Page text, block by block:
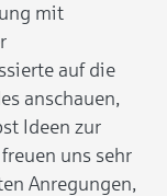
mit
auf die
anschauen,
Ideen zur
uns sehr
Anregungen,